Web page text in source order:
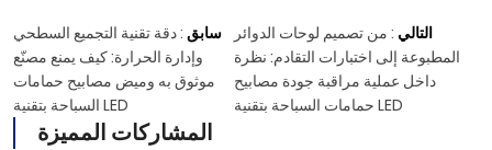
سابق :دقة تقنية التجميع السطحي
وإدارة الحرارة: كيف يمنع مصنّع
موثوق به وميض مصابيح حمامات
السباحة بتقنية LED
التالي : من تصميم لوحات الدوائر
المطبوعة إلى اختبارات التقادم: نظرة
داخل عملية مراقبة جودة مصابيح
حمامات السباحة بتقنية LED
المشاركات المميزة